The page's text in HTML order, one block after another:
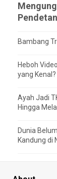
Bambang
Heboh
yang Kenal?
Ayah Jadi
Hingga
Dunia
Kandung di